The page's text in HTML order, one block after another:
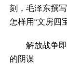
刻，毛泽东撰
怎样用“文房四
解放战争
的阴谋